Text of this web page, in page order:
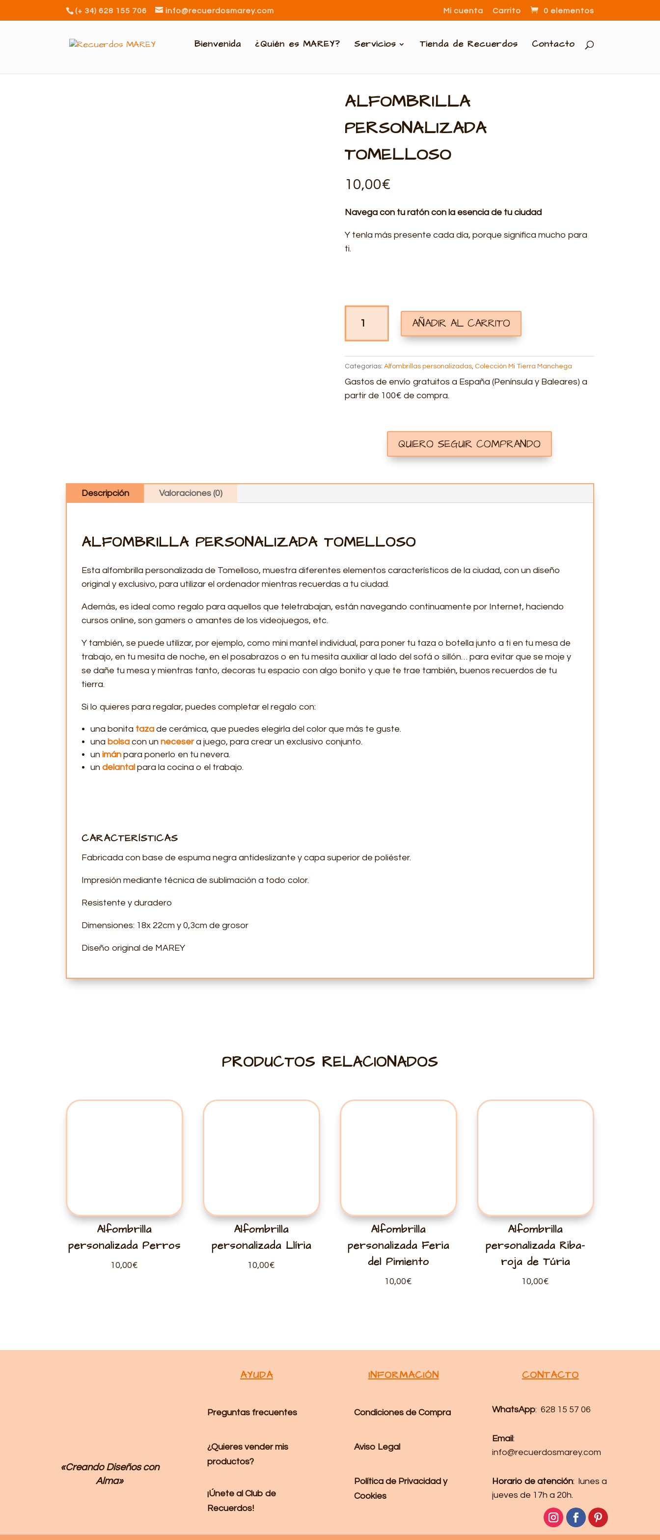
(+ 34) 628 155 706 info@recuerdosmarey.com Mi cuenta Carrito 0 elementos
Bienvenida ¿Quién es MAREY? Servicios Tienda de Recuerdos Contacto
ALFOMBRILLA
PERSONALIZADA
TOMELLOSO
10,00€
Navega con tu ratón con la esencia de tu ciudad
Y tenla más presente cada día, porque significa mucho para
ti.
ALFOMBRILLA
PERSONALIZADA
TOMELLOSO
AÑADIR AL CARRITO
Categorías: Alfombrillas personalizadas, Colección Mi Tierra Manchega
Gastos de envío gratuitos a España (Península y Baleares) a
partir de 100€ de compra.
QUIERO SEGUIR COMPRANDO
Descripción Valoraciones (0)
ALFOMBRILLA PERSONALIZADA TOMELLOSO
Esta alfombrilla personalizada de Tomelloso, muestra diferentes elementos característicos de la ciudad, con un diseño
original y exclusivo, para utilizar el ordenador mientras recuerdas a tu ciudad.
Además, es ideal como regalo para aquellos que teletrabajan, están navegando continuamente por Internet, haciendo
cursos online, son gamers o amantes de los videojuegos, etc.
Y también, se puede utilizar, por ejemplo, como mini mantel individual, para poner tu taza o botella junto a ti en tu mesa de
trabajo, en tu mesita de noche, en el posabrazos o en tu mesita auxiliar al lado del sofá o sillón… para evitar que se moje y
se dañe tu mesa y mientras tanto, decoras tu espacio con algo bonito y que te trae también, buenos recuerdos de tu
tierra.
Si lo quieres para regalar, puedes completar el regalo con:
una bonita taza de cerámica, que puedes elegirla del color que más te guste.
una bolsa con unneceser a juego, para crear un exclusivo conjunto.
unimán para ponerlo en tu nevera.
undelantal para la cocina o el trabajo.
CARACTERÍSTICAS
Fabricada con base de espuma negra antideslizante y capa superior de poliéster.
Impresión mediante técnica de sublimación a todo color.
Resistente y duradero
Dimensiones: 18x 22cm y 0,3cm de grosor
Diseño original de MAREY
PRODUCTOS RELACIONADOS
Alfombrilla
personalizada Perros
10,00€
Alfombrilla
personalizada Llíria
10,00€
Alfombrilla
personalizada Feria
del Pimiento
10,00€
Alfombrilla
personalizada Riba-
roja de Túria
10,00€
«Creando Diseñoscon
Alma»
AYUDA
Preguntas frecuentes
¿Quieres vender mis
productos?
¡Únete al Club de
Recuerdos!
INFORMACIÓN
Condiciones de Compra
Aviso Legal
Política de Privacidad y
Cookies
CONTACTO
WhatsApp: 628 15 57 06
Email:
info@recuerdosmarey.com
Horario de atención: lunes a
jueves de 17h a 20h.